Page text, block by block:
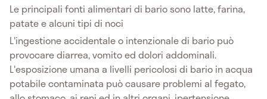
Le principali fonti alimentari di bario sono latte, farina,
patate e alcuni tipi di noci
L'ingestione accidentale o intenzionale di bario può
provocare diarrea, vomito ed dolori addominali.
L'esposizione umana a livelli pericolosi di bario in acqua
potabile contaminata può causare problemi al fegato,